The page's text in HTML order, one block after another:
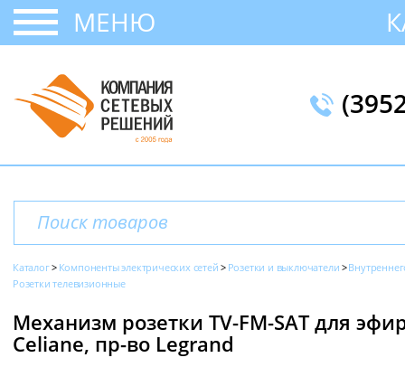
МЕНЮ
Каталог Компоненты электрических сетей Розетки и выключатели
Розетки телевизионные
Механизм розетки TV-FM-SAT для
Celiane, пр-во Legrand